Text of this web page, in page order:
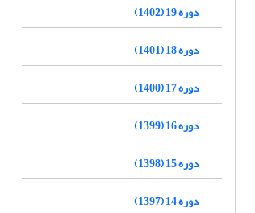
دوره 19 (1402)
دوره 18 (1401)
دوره 17 (1400)
دوره 16 (1399)
دوره 15 (1398)
دوره 14 (1397)